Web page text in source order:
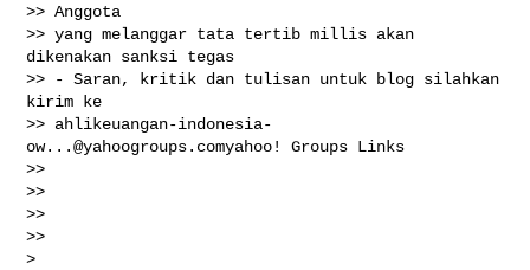
>> Anggota
>> yang melanggar tata tertib millis akan
dikenakan sanksi tegas
>> - Saran, kritik dan tulisan untuk blog silahkan
kirim ke
>> ahlikeuangan-indonesia-
ow...@yahoogroups.comyahoo! Groups Links
>>
>>
>>
>>
>